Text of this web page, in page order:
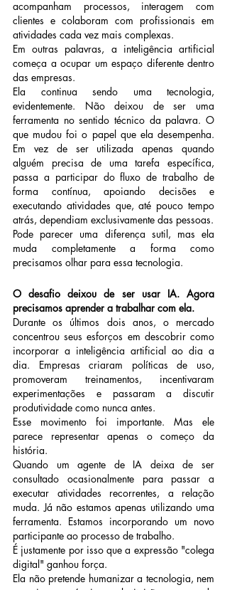
acompanham processos, interagem com
clientes e colaboram com profissionais em
atividades cada vez mais complexas.
Em outras palavras, a inteligência artificial
começa a ocupar um espaço diferente dentro
das empresas.
Ela continua sendo uma tecnologia,
evidentemente. Não deixou de ser uma
ferramenta no sentido técnico da palavra. O
que mudou foi o papel que ela desempenha.
Em vez de ser utilizada apenas quando
alguém precisa de uma tarefa específica,
passa a participar do fluxo de trabalho de
forma contínua, apoiando decisões e
executando atividades que, até pouco tempo
atrás, dependiam exclusivamente das pessoas.
Pode parecer uma diferença sutil, mas ela
muda completamente a forma como
precisamos olhar para essa tecnologia.
O desafio deixou de ser usar IA. Agora
precisamos aprender a trabalhar com ela.
Durante os últimos dois anos, o mercado
concentrou seus esforços em descobrir como
incorporar a inteligência artificial ao dia a
dia. Empresas criaram políticas de uso,
promoveram treinamentos, incentivaram
experimentações e passaram a discutir
produtividade como nunca antes.
Esse movimento foi importante. Mas ele
parece representar apenas o começo da
história.
Quando um agente de IA deixa de ser
consultado ocasionalmente para passar a
executar atividades recorrentes, a relação
muda. Já não estamos apenas utilizando uma
ferramenta. Estamos incorporando um novo
participante ao processo de trabalho.
É justamente por isso que a expressão "colega
digital" ganhou força.
Ela não pretende humanizar a tecnologia, nem